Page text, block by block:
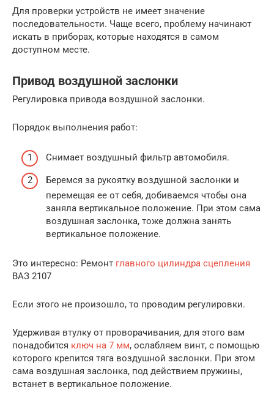
Для проверки устройств не имеет значение
последовательности. Чаще всего, проблему начинают
искать в приборах, которые находятся в самом
доступном месте.
Привод воздушной заслонки
Регулировка привода воздушной заслонки.
Порядок выполнения работ:
Снимает воздушный фильтр автомобиля.
Беремся за рукоятку воздушной заслонки и
перемещая ее от себя, добиваемся чтобы она
заняла вертикальное положение. При этом сама
воздушная заслонка, тоже должна занять
вертикальное положение.
Это интересно: Ремонт главного цилиндра сцепления
ВАЗ 2107
Если этого не произошло, то проводим регулировки.
Удерживая втулку от проворачивания, для этого вам
понадобится ключ на 7 мм, ослабляем винт, с помощью
которого крепится тяга воздушной заслонки. При этом
сама воздушная заслонка, под действием пружины,
встанет в вертикальное положение.